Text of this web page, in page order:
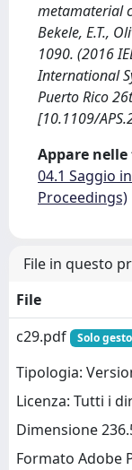
metamaterial
Bekele, E.T.,
1090. (2016
International
Puerto Rico
[10.1109/
Appare
04.1 Saggio
Proceedings)
File in questo
File
c29.pdf
Solo
Tipologia:
Licenza: Tutti i
Dimensione
Formato Adobe